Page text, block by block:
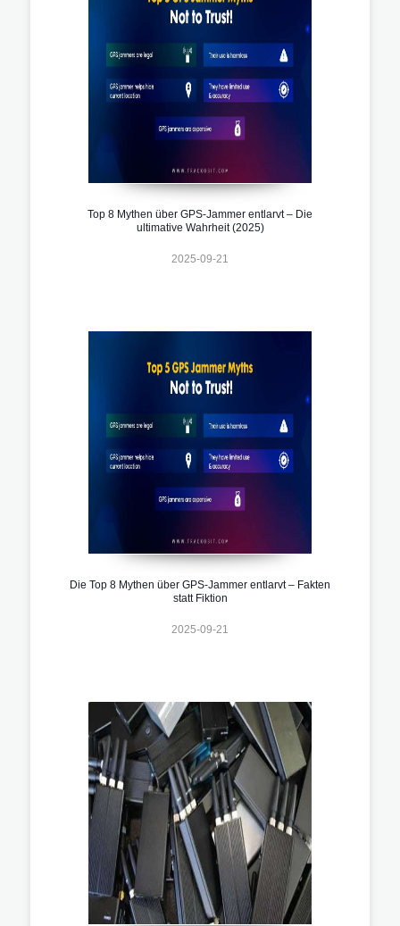
Top 8 Mythen über GPS-Jammer entlarvt – Die
ultimative Wahrheit (2025)
2025-09-21
Die Top 8 Mythen über GPS-Jammer entlarvt – Fakten
statt Fiktion
2025-09-21